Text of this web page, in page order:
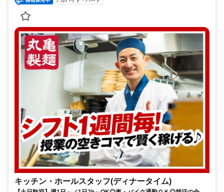
キッチン・ホールスタッフ(ディナータイム)